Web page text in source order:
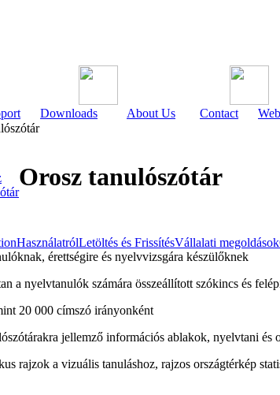
Downloads About Us Contact
Orosz tanulószótár
HasználatrólLetöltés és FrissítésVállalati megoldások
érettségire és nyelvvizsgára készülőknek
a nyelvtanulók számára összeállított szókincs és
20 000 címszó irányonként
jellemző információs ablakok, nyelvtani és
rajzok a vizuális tanuláshoz, rajzos országtérkép